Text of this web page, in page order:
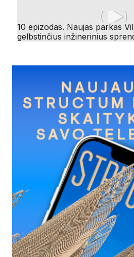
10 epizodas. Naujas parkas
gelbstinčius inžinerinius